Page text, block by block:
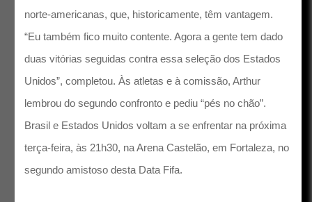
norte-americanas, que, historicamente, têm vantagem.
“Eu também fico muito contente. Agora a gente tem dado
duas vitórias seguidas contra essa seleção dos Estados
Unidos”, completou. Às atletas e à comissão, Arthur
lembrou do segundo confronto e pediu “pés no chão”.
Brasil e Estados Unidos voltam a se enfrentar na próxima
terça-feira, às 21h30, na Arena Castelão, em Fortaleza, no
segundo amistoso desta Data Fifa.